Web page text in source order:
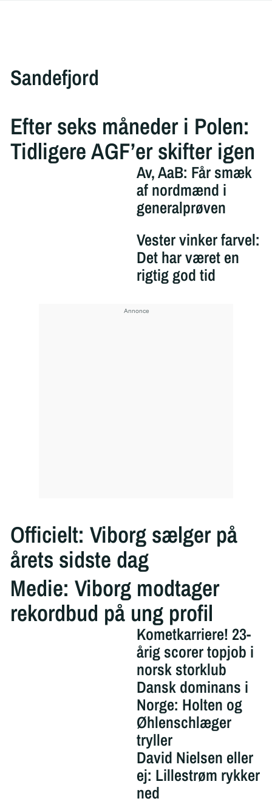
Sandefjord
Efter seks måneder i Polen:
Tidligere AGF’er skifter igen
Av, AaB: Får smæk
af nordmænd i
generalprøven
Vester vinker farvel:
Det har været en
rigtig god tid
Officielt: Viborg sælger på
årets sidste dag
Medie: Viborg modtager
rekordbud på ung profil
Kometkarriere! 23-
årig scorer topjob i
norsk storklub
Dansk dominans i
Norge: Holten og
Øhlenschlæger
tryller
David Nielsen eller
ej: Lillestrøm rykker
ned